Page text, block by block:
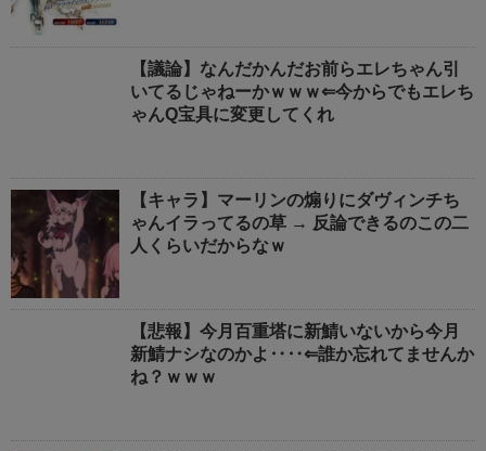
【議論】なんだかんだお前らエレちゃん引
いてるじゃねーかｗｗｗ⇐今からでもエレち
ゃんQ宝具に変更してくれ
【キャラ】マーリンの煽りにダヴィンチち
ゃんイラってるの草 → 反論できるのこの二
人くらいだからなｗ
【悲報】今月百重塔に新鯖いないから今月
新鯖ナシなのかよ‥‥⇐誰か忘れてませんか
ね？ｗｗｗ